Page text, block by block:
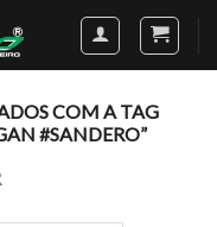
COM A TAG
#SANDERO”